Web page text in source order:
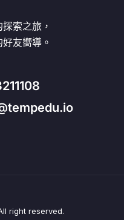
索之旅，
友嚮導。
right reserved.